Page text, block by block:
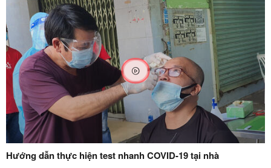
Hướng dẫn thực hiện test nhanh COVID-19 tại nhà